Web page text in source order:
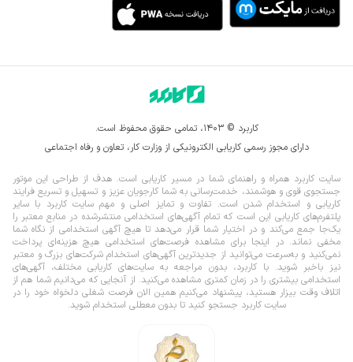
کاربرد © ۱۴۰۳، تمامی حقوق محفوظ است.
دارای مجوز رسمی کاریابی الکترونیکی از وزارت کار، تعاون و رفاه اجتماعی
سایت کاربرد همراه و راهنمای شما در مسیر کاریابی است. هدف از طراحی این موتور
جستجوی قوی و هوشمند، خدمت‌رسانی به شما کارجویان عزیز و تسهیل و تسریع فرایند
کاریابی و استخدام شدن است. تفاوت و تمایز اصلی و مهم سایت کاربرد با سایر
پلتفرم‌های کاریابی این است که تمام آگهی‌های استخدامی منتشرشده در منابع معتبر را
یک‌‌جا جمع می‌کند و در اختیار شما قرار می‌‌‌دهد تا هیچ آگهی استخدامی از نگاه شما
مخفی نماند.در اینجا برای مشاهده فرصت‌های استخدامی هیچ هزینه‌ای پرداخت
نمی‌کنید و به‌سرعت می‌توانید از جدیدترین آگهی‌های استخدام شرکت‌های بزرگ و معتبر
نیز باخبر شوید. با کاربرد، بدون مراجعه به سایت‌های کاریابی مختلف، آگهی‌های
استخدامی بیشتری را در زمان کمتری مشاهده می‌کنید. از آنجایی که می‌دانیم شما هم از
اتلاف وقت بیزار هستید، پیشنهاد می‌کنیم همین الان فرصت شغلی دلخواه خود را در
سایت کاربرد جستجو کنید تا بدون معطلی استخدام شوید.